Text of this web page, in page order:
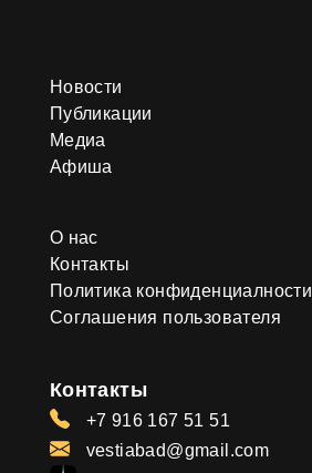
Новости
Публикации
Медиа
Афиша
О нас
Контакты
Политика конфиденциалности
Соглашения пользователя
Контакты
+7 916 167 51 51
vestiabad@gmail.com